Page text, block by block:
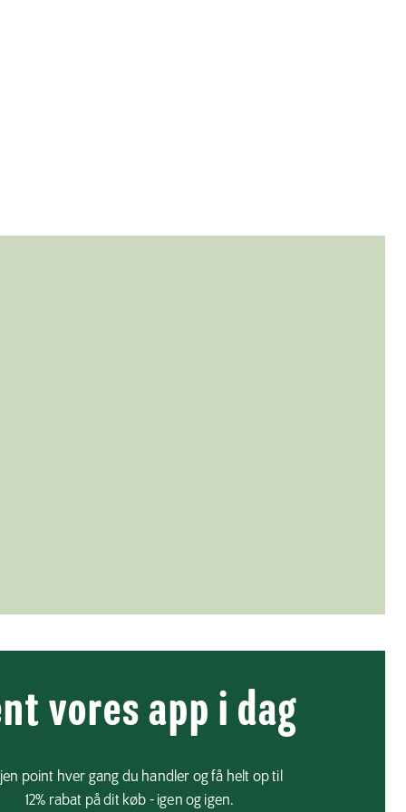
vores app i dag
point hver gang du handler og få helt op til
12% rabat på dit køb - igen og igen.